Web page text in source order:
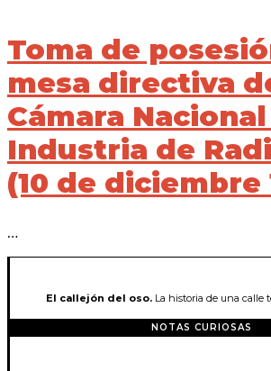
Toma de
mesa directiva
Cámara
Industria de
(10 de diciembre
…
El callejón del oso. La historia de una calle
NOTAS CURIOSAS